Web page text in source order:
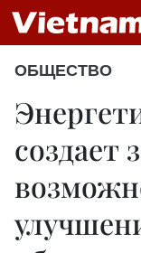
ОБЩЕСТВО
создает